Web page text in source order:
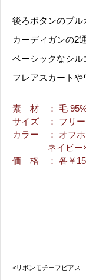
後ろボタンのプル
カーディガンの2
ベーシックなシル
フレアスカートや
素 材
： 毛
サイズ
： フリー
カラー
： オフ
ネイビー
価 格
： 各￥
<リボンモチーフピアス